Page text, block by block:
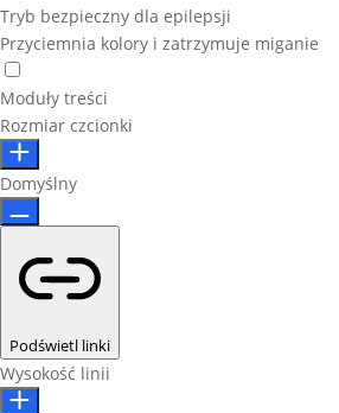
Tryb bezpieczny dla epilepsji
Przyciemnia kolory i zatrzymuje miganie
Moduły treści
Rozmiar czcionki
Domyślny
Podświetl linki
Wysokość linii